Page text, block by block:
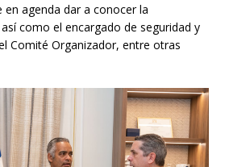
en agenda dar a conocer la
como el encargado de seguridad y
Comité Organizador, entre otras